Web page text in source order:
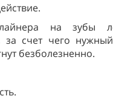
на зубы
за счет чего нужный
безболезненно.